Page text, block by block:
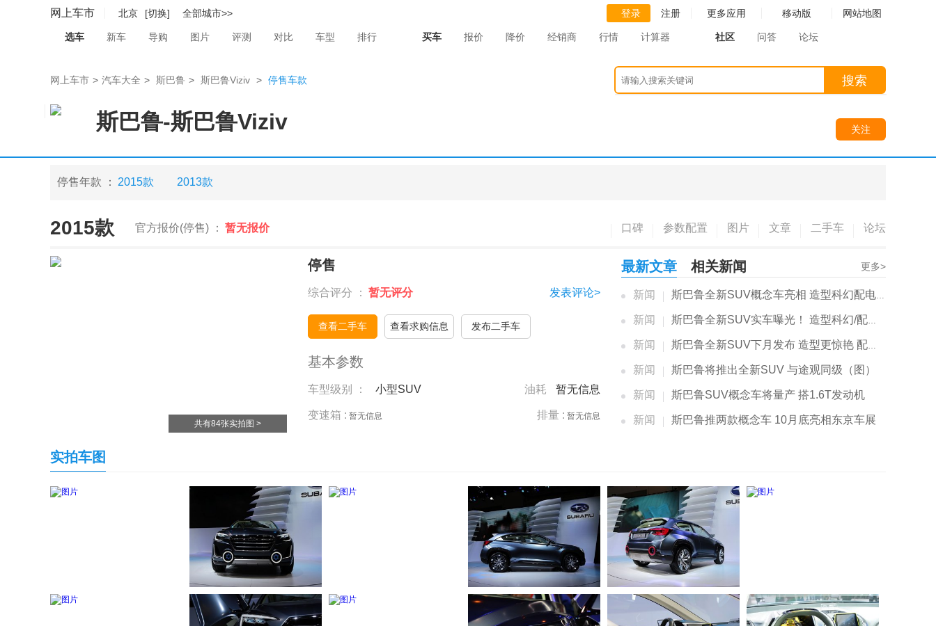
网上车市 北京 [切换] 全部城市>> 登录 注册 更多应用 移动版 网站地图
选车 新车 导购 图片 评测 对比 车型 排行 买车 报价 降价 经销商 行情 计算器 社区 问答 论坛
网上车市 > 汽车大全 > 斯巴鲁 > 斯巴鲁Viziv > 停售车款 搜索
斯巴鲁-斯巴鲁Viziv 关注
停售年款 ： 2015款 2013款
2015款 官方报价(停售) ： 暂无报价 口碑 参数配置 图片 文章 二手车 论坛
共有84张实拍图 >
停售
综合评分 ： 暂无评分 发表评论>
查看二手车 查看求购信息 发布二手车
基本参数
车型级别 ： 小型SUV 油耗 暂无信息
变速箱 : 暂无信息 排量 : 暂无信息
最新文章 相关新闻 更多>
新闻 斯巴鲁全新SUV概念车亮相 造型科幻配电子后...
新闻 斯巴鲁全新SUV实车曝光！ 造型科幻/配混动系统
新闻 斯巴鲁全新SUV下月发布 造型更惊艳 配混动系统
新闻 斯巴鲁将推出全新SUV 与途观同级（图）
新闻 斯巴鲁SUV概念车将量产 搭1.6T发动机
新闻 斯巴鲁推两款概念车 10月底亮相东京车展
实拍车图